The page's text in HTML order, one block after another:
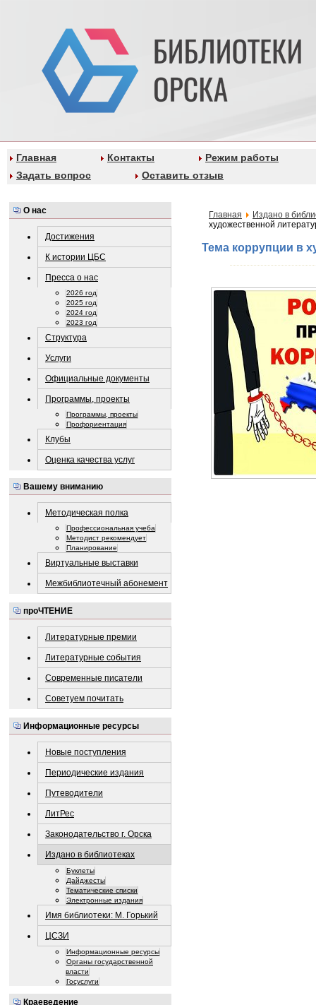
Главная Контакты
Режим работы
Задать вопрос
Оставить отзыв
О нас
Достижения
К истории ЦБС
Пресса о нас
2026 год
2025 год
2024 год
2023 год
Структура
Услуги
Официальные документы
Программы, проекты
Программы, проекты
Профориентация
Клубы
Оценка качества услуг
Вашему вниманию
Методическая полка
Профессиональная учеба
Методист рекомендует
Планирование
Виртуальные выставки
Межбиблиотечный абонемент
проЧТЕНИЕ
Литературные премии
Литературные события
Современные писатели
Советуем почитать
Информационные ресурсы
Новые поступления
Периодические издания
Путеводители
ЛитРес
Законодательство г. Орска
Издано в библиотеках
Буклеты
Дайджесты
Тематические списки
Электронные издания
Имя библиотеки: М. Горький
ЦСЗИ
Информационные ресурсы
Органы государственной
власти
Госуслуги
Краеведение
Главная
Издано в
художественной
Тема коррупции в